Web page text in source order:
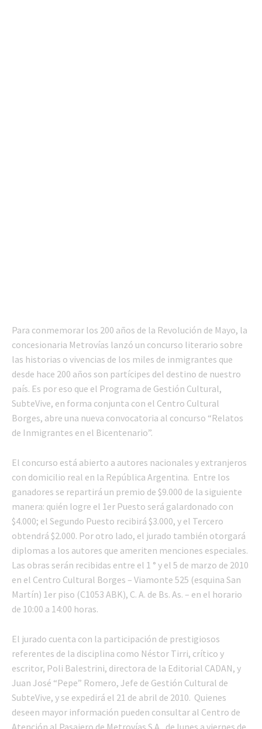
Para conmemorar los 200 años de la Revolución de Mayo, la
concesionaria Metrovías lanzó un concurso literario sobre
las historias o vivencias de los miles de inmigrantes que
desde hace 200 años son partícipes del destino de nuestro
país. Es por eso que el Programa de Gestión Cultural,
SubteVive, en forma conjunta con el Centro Cultural
Borges, abre una nueva convocatoria al concurso “Relatos
de Inmigrantes en el Bicentenario”.
El concurso está abierto a autores nacionales y extranjeros
con domicilio real en la República Argentina. Entre los
ganadores se repartirá un premio de $9.000 de la siguiente
manera: quién logre el 1er Puesto será galardonado con
$4.000; el Segundo Puesto recibirá $3.000, y el Tercero
obtendrá $2.000. Por otro lado, el jurado también otorgará
diplomas a los autores que ameriten menciones especiales.
Las obras serán recibidas entre el 1 ° y el 5 de marzo de 2010
en el Centro Cultural Borges – Viamonte 525 (esquina San
Martín) 1er piso (C1053 ABK), C. A. de Bs. As. – en el horario
de 10:00 a 14:00 horas.
El jurado cuenta con la participación de prestigiosos
referentes de la disciplina como Néstor Tirri, crítico y
escritor, Poli Balestrini, directora de la Editorial CADAN, y
Juan José “Pepe” Romero, Jefe de Gestión Cultural de
SubteVive, y se expedirá el 21 de abril de 2010. Quienes
deseen mayor información pueden consultar al Centro de
Atención al Pasajero de Metrovías S.A., de lunes a viernes de